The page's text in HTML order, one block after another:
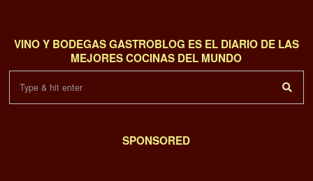
VINO Y BODEGAS GASTROBLOG ES EL DIARIO DE LAS
MEJORES COCINAS DEL MUNDO
SPONSORED